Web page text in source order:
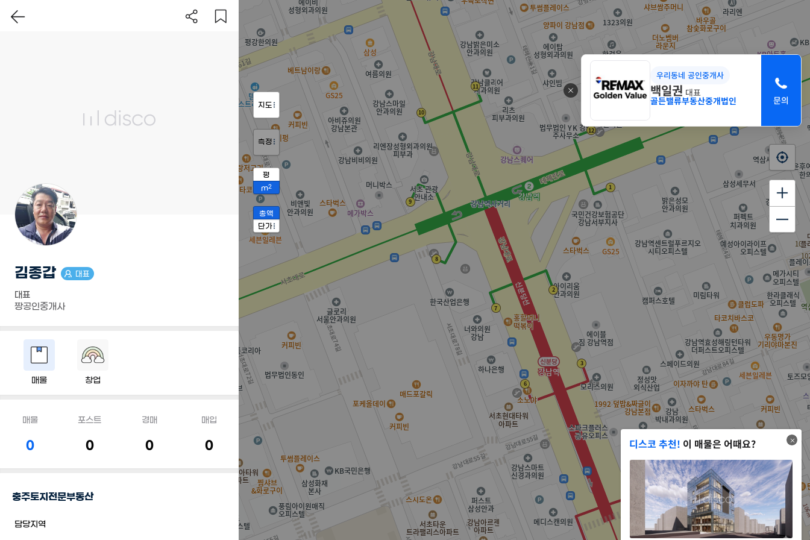
디스코 추천! 이 매물은 어때요?
우리동네 공인중개사
백일권 대표
골든밸류부동산중개법인
지도
측정
평
m2
총액
단가
김종갑 대표
대표
짱공인중개사
매물 창업
매물
0
포스트
0
경매
0
매입
0
충주토지전문부동산
담당지역